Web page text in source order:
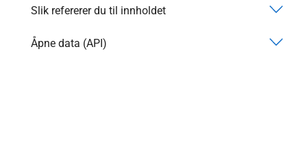
Slik refererer du til innholdet
Åpne data (API)